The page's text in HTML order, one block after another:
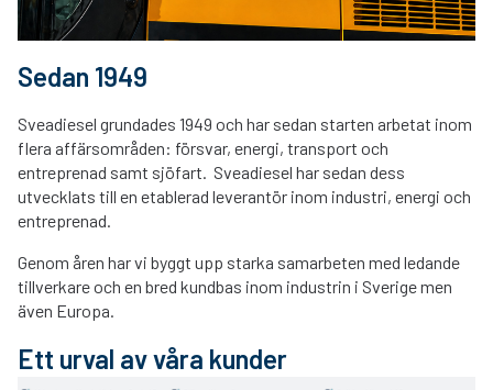
Sedan 1949
Sveadiesel grundades 1949 och har sedan starten arbetat inom
flera affärsområden: försvar, energi, transport och
entreprenad samt sjöfart. Sveadiesel har sedan dess
utvecklats till en etablerad leverantör inom industri, energi och
entreprenad.
Genom åren har vi byggt upp starka samarbeten med ledande
tillverkare och en bred kundbas inom industrin i Sverige men
även Europa.
Ett urval av våra kunder